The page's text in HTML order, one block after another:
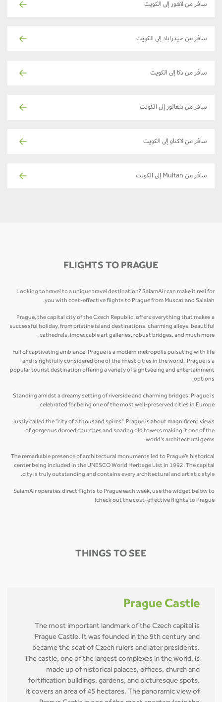
سافر من لاهور إلى الكويت
سافر من حيدراباد إلى الكويت
سافر من دكا إلى الكويت
سافر من بنغالور إلى الكويت
سافر من لاكناو إلى الكويت
سافر من Multan إلى الكويت
FLIGHTS TO PRAGUE
Looking to travel to a unique travel destination? SalamAir can make it real for
you with cost-effective flights to Prague from Muscat and Salalah.
Prague, the capital city of the Czech Republic, offers everything that makes a
successful holiday, from pristine island destinations, charming alleys, beautiful
cathedrals, impeccable art galleries, robust bridges, and much more.
Full of captivating ambiance, Prague is a modern metropolis pulsating with life
and is rightfully considered one of the finest cities in the world. Prague is a
popular tourist destination offering a variety of sightseeing and entertainment
options.
Standing amidst a dreamy setting of riverside and charming bridges, Prague is
celebrated for being one of the most well-preserved cities in Europe.
Justly called the “city of a thousand spires", Prague is about magnificent views
of gorgeous domed churches and soaring old towers making it one of the
world's architectural gems.
The remarkable presence of architectural monuments led to Prague’s historical
center being included in the UNESCO World Heritage List in 1992. The capital
city is truly outstanding and contains every architectural and artistic style.
SalamAir operates direct flights to Prague each week, use the widget below to
check out the cost-effective flights to Prague!
THINGS TO SEE
Prague Castle
The most important landmark of the Czech capital is
Prague Castle. It was founded in the 9th century and
became the seat of Czech rulers and later presidents.
The castle, one of the largest complexes in the world, is
made up of historical palaces, offices, church and
fortification buildings, gardens, and picturesque spots.
It covers an area of 45 hectares. The panoramic view of